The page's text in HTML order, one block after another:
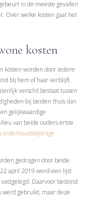
in de meeste gevallen
Over welke kosten gaat het
kosten
kosten worden door iedere
bij hem of haar verblijft.
verschil bestaat tussen
bij beiden thuis dan
gelijkwaardige
van beide ouders ertoe
onderhoudsbijdrage
gedragen door beide
april 2019 werd een lijst
Daarvoor bestond
werd gebruikt, maar deze